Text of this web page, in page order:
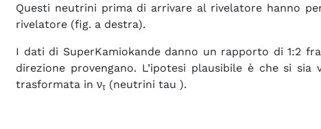
Questi neutrini prima di arrivare al rivelatore hanno
rivelatore (fig. a destra).
I dati di SuperKamiokande danno un rapporto di 1:2
direzione provengano. L’ipotesi plausibile è che si sia
trasformata in ντ (neutrini tau ).